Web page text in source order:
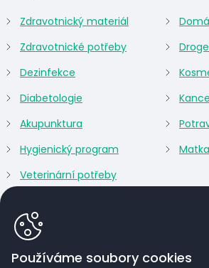
Používáme soubory cookies
Zdravotnický materiál
Zdravotnické potřeby
Dezinfekce
Diabetologie
Akupunktura
Hygienický program
Veterinární potřeby